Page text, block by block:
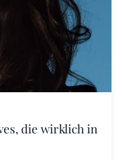
die wirklich in